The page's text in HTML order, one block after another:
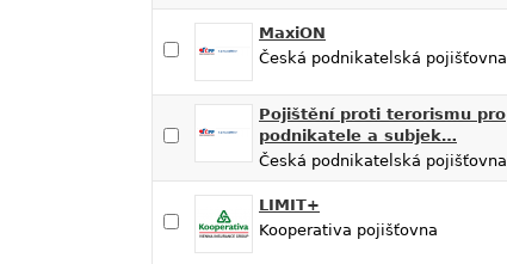
MaxiON
Česká podnikatelská pojišťovna
Pojištění proti terorismu pro
podnikatele a subjek…
Česká podnikatelská pojišťovna
LIMIT+
Kooperativa pojišťovna